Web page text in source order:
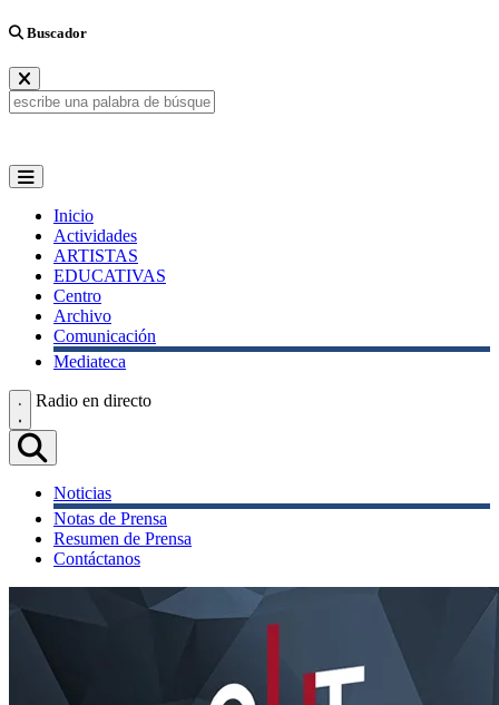
Buscador
Inicio
Actividades
ARTISTAS
EDUCATIVAS
Centro
Archivo
Comunicación
Mediateca
Radio en directo
Noticias
Notas de Prensa
Resumen de Prensa
Contáctanos